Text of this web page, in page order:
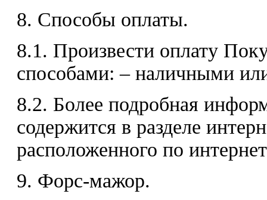
8. Способы оплаты.
8.1. Произвести оплату
способами: – наличными
8.2. Более подробная
содержится в разделе
расположенного по
9. Форс-мажор.